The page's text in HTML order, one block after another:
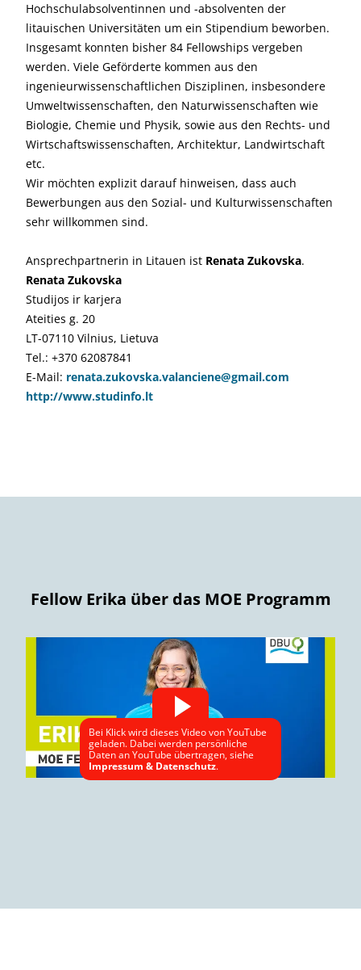
Hochschulabsolventinnen und -absolventen der
litauischen Universitäten um ein Stipendium beworben.
Insgesamt konnten bisher 84 Fellowships vergeben
werden. Viele Geförderte kommen aus den
ingenieurwissenschaftlichen Disziplinen, insbesondere
Umweltwissenschaften, den Naturwissenschaften wie
Biologie, Chemie und Physik, sowie aus den Rechts- und
Wirtschaftswissenschaften, Architektur, Landwirtschaft
etc.
Wir möchten explizit darauf hinweisen, dass auch
Bewerbungen aus den Sozial- und Kulturwissenschaften
sehr willkommen sind.
Ansprechpartnerin in Litauen ist Renata Zukovska.
Renata Zukovska
Studijos ir karjera
Ateities g. 20
LT-07110 Vilnius, Lietuva
Tel.: +370 62087841
E-Mail: renata.zukovska.valanciene@gmail.com
http://www.studinfo.lt
Fellow Erika über das MOE Programm
Bei Klick wird dieses Video von YouTube
geladen. Dabei werden persönliche
Daten an YouTube übertragen, siehe
Impressum & Datenschutz.